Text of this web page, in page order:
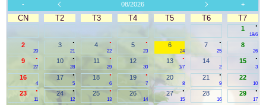
- 08/2026 +
CN T2 T3 T4 T5 T6 T7
.
1
19/6
2
20
.
3
21
.
4
22
.
5
23
6
24
.
7
25
8
26
.
9
27
.
10
28
.
11
29
12
30
.
13
1/7
14
2
.
15
3
16
4
.
17
5
.
18
6
.
19
7
20
8
.
21
9
22
10
.
23
11
.
24
12
.
25
13
26
14
.
27
15
28
16
.
29
17